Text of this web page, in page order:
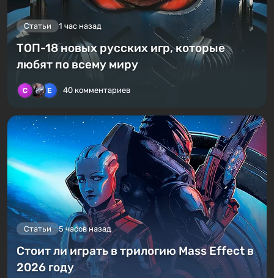
Статьи 1 час назад
ТОП-18 новых русских игр, которые
любят по всему миру
40 комментариев
Статьи 5 часов назад
Стоит ли играть в трилогию Mass Effect в
2026 году